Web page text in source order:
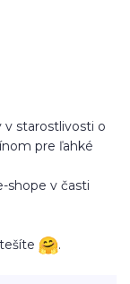
v starostlivosti o
pre ľahké
shope v časti
.